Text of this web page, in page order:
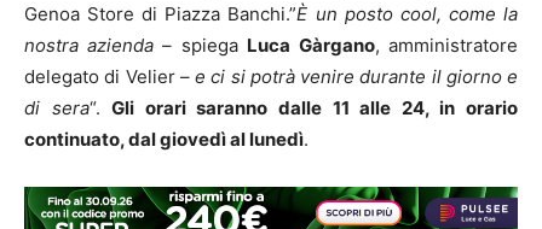
Genoa Store di Piazza Banchi.”È un posto cool, come la
nostra azienda – spiega Luca Gàrgano, amministratore
delegato di Velier – e ci si potrà venire durante il giorno e
di sera“.Gli orari saranno dalle 11 alle 24, in orario
continuato, dal giovedì al lunedì.